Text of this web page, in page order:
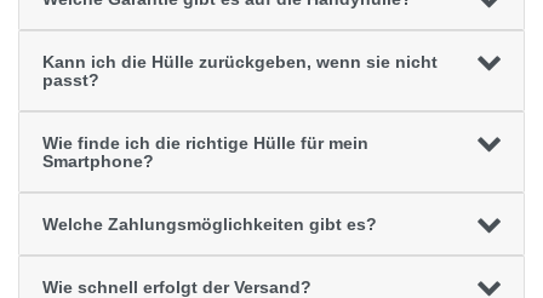
Kann ich die Hülle zurückgeben, wenn sie nicht
passt?
Wie finde ich die richtige Hülle für mein
Smartphone?
Welche Zahlungsmöglichkeiten gibt es?
Wie schnell erfolgt der Versand?